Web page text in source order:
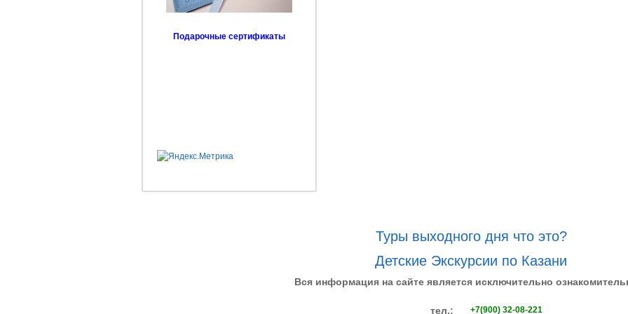
Подарочные сертификаты
Туры выходного дня что это?
Детские Экскурсии по Казани
Вся информация на сайте является исключительно
тел.: +7(900) 32-08-221